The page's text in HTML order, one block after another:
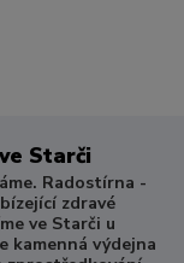
Starči
Radostírna -
zdravé
ve Starči u
kamenná výdejna